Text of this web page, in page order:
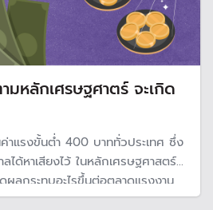
มหลักเศรษฐศาตร์ จะเกิด
าแรงขั้นต่ำ 400 บาททั่วประเทศ ซึ่ง
ได้หาเสียงไว้ ในหลักเศรษฐศาสตร์
ผลกระทบอะไรขึ้นต่อตลาดแรงงาน
กอบการ หลังจากที่ปรับขึ้นค่าแรงขั้น